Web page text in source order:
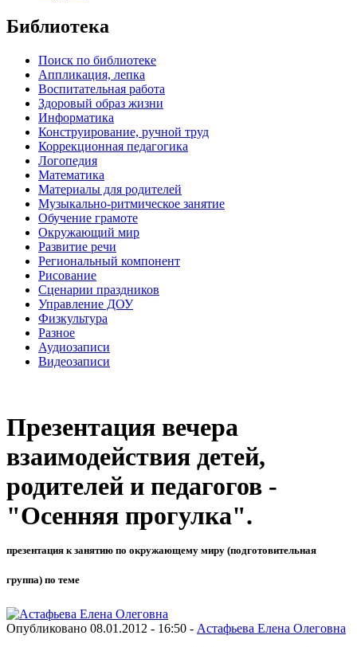
Библиотека
Поиск по библиотеке
Аппликация, лепка
Воспитательная работа
Здоровый образ жизни
Информатика
Конструирование, ручной труд
Коррекционная педагогика
Логопедия
Математика
Материалы для родителей
Музыкально-ритмическое занятие
Обучение грамоте
Окружающий мир
Развитие речи
Региональный компонент
Рисование
Сценарии праздников
Управление ДОУ
Физкультура
Разное
Аудиозаписи
Видеозаписи
Презентация вечера
взаимодействия детей,
родителей и педагогов -
"Осенняя прогулка".
презентация к занятию по окружающему миру (подготовительная
группа) по теме
Опубликовано 08.01.2012 - 16:50 - Астафьева Елена Олеговна